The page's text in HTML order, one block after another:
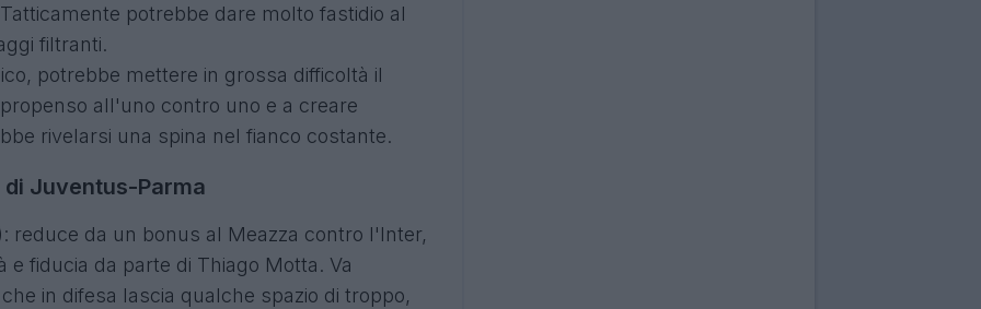
potrebbe dare molto fastidio al
filtranti.
potrebbe mettere in grossa difficoltà il
all'uno contro uno e a creare
rivelarsi una spina nel fianco costante.
Juventus-Parma
reduce da un bonus al Meazza contro l'Inter,
e fiducia da parte di Thiago Motta. Va
in difesa lascia qualche spazio di troppo,